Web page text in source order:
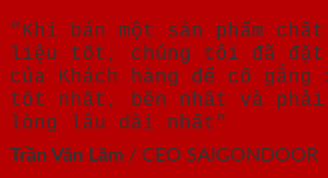
"Khi bán một sản phẩm
liệu tốt, chúng tôi đã
của Khách hàng để cố
tốt nhất, bền nhất và phải
lòng lâu dài nhất"
Trần Văn Lãm / CEO SAIGONDOOR